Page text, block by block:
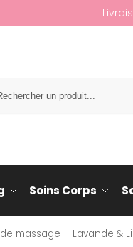
Soins Corps
massage – Lavande &